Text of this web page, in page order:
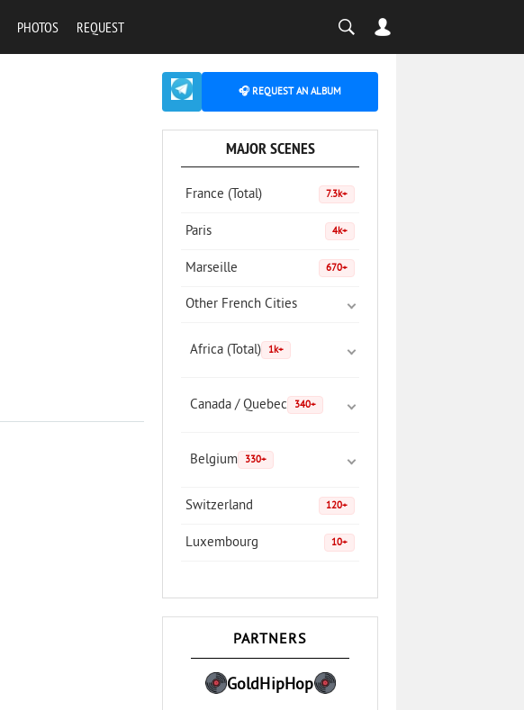
PHOTOS REQUEST
🎧 REQUEST AN ALBUM
MAJOR SCENES
France (Total) 7.3k+
Paris 4k+
Marseille 670+
Other French Cities
Africa (Total) 1k+
Canada / Quebec 340+
Belgium 330+
Switzerland 120+
Luxembourg 10+
PARTNERS
GoldHipHop